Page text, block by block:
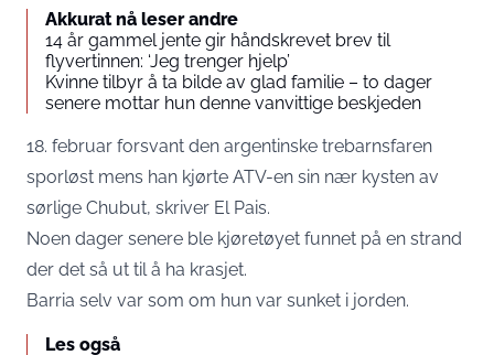
Akkurat nå leser andre
14 år gammel jente gir håndskrevet brev til
flyvertinnen: ‘Jeg trenger hjelp’
Kvinne tilbyr å ta bilde av glad familie – to dager
senere mottar hun denne vanvittige beskjeden
18. februar forsvant den argentinske trebarnsfaren
sporløst mens han kjørte ATV-en sin nær kysten av
sørlige Chubut, skriver El Pais.
Noen dager senere ble kjøretøyet funnet på en strand
der det så ut til å ha krasjet.
Barria selv var som om hun var sunket i jorden.
Les også